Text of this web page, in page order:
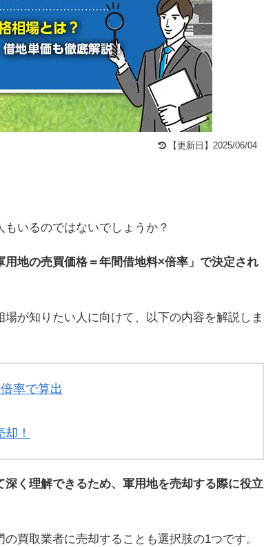
【更新日】2025/06/04
もいるのではないでしょうか？
地の売買価格＝年間借地料×倍率」で決定され
が知りたい人に向けて、以下の内容を解説しま
率で算出
！
く理解できるため、軍用地を売却する際に役立
買取業者に売却することも選択肢の1つです。